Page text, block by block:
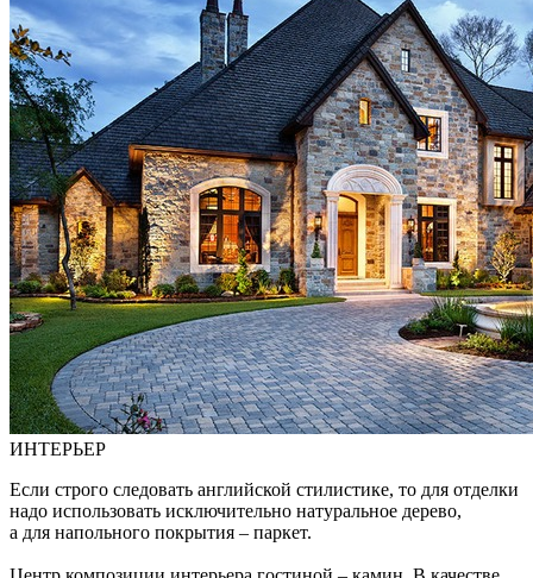
ИНТЕРЬЕР
Если строго следовать английской стилистике, то для отделки
надо использовать исключительно натуральное дерево,
а для напольного покрытия – паркет.